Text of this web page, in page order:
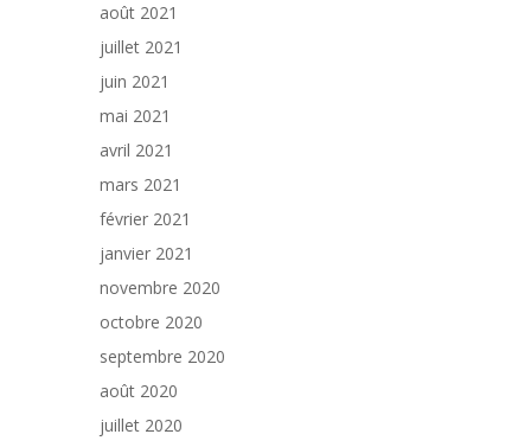
août 2021
juillet 2021
juin 2021
mai 2021
avril 2021
mars 2021
février 2021
janvier 2021
novembre 2020
octobre 2020
septembre 2020
août 2020
juillet 2020